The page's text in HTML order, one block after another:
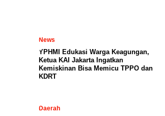
News
YPHMI Edukasi Warga Keagungan,
Ketua KAI Jakarta Ingatkan
Kemiskinan Bisa Memicu TPPO dan
KDRT
Daerah